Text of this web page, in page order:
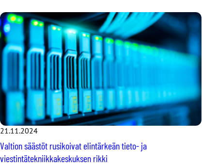
21.11.2024
Valtion säästöt rusikoivat elintärkeän tieto- ja
viestintätekniikkakeskuksen rikki